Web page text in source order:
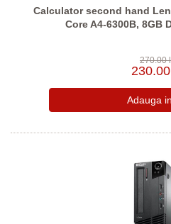
Calculator second hand
Core A4-6300B, 8GB
270.00